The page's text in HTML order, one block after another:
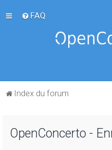
FAQ
Index du forum
OpenConcerto -